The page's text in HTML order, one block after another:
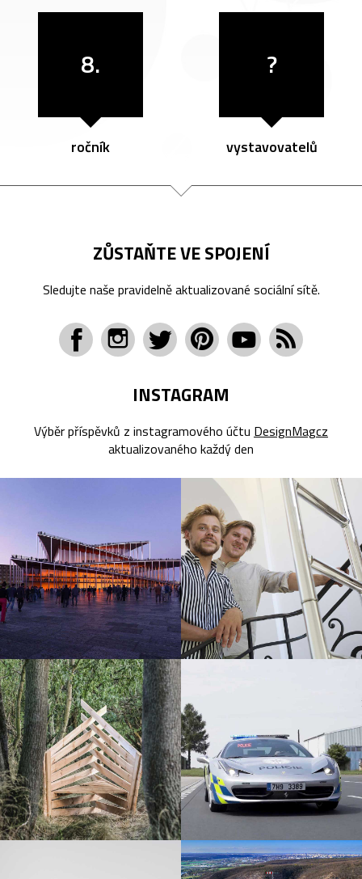
8.
ročník
?
vystavovatelů
ZŮSTAŇTE VE SPOJENÍ
Sledujte naše pravidelně aktualizované sociální sítě.
INSTAGRAM
Výběr příspěvků z instagramového účtu DesignMagcz
aktualizovaného každý den